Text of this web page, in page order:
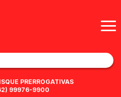
PRERROGATIVAS
99976-9900